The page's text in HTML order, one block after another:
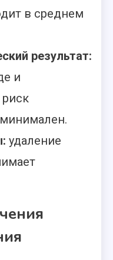
в среднем
результат:
и
удаление